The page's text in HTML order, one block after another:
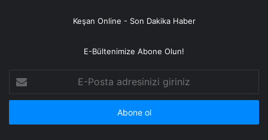
Keşan Online - Son Dakika Haber
E-Bültenimize Abone Olun!
E-
Posta
adresinizi